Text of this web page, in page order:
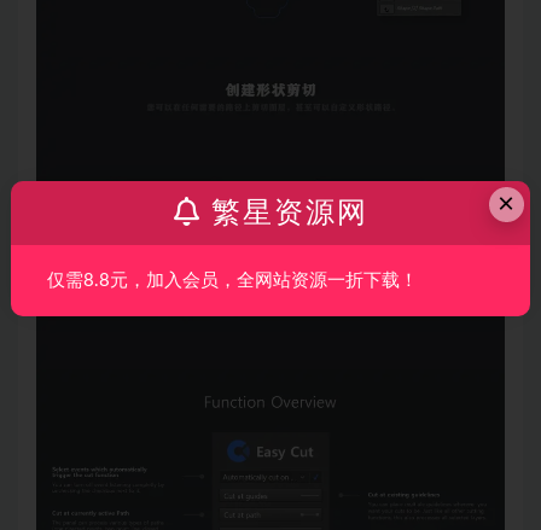
×
繁星资源网
仅需8.8元，加入会员，全网站资源一折下载！